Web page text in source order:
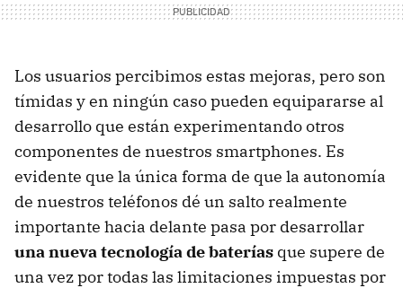
Los usuarios percibimos estas mejoras, pero son
tímidas y en ningún caso pueden equipararse al
desarrollo que están experimentando otros
componentes de nuestros smartphones. Es
evidente que la única forma de que la autonomía
de nuestros teléfonos dé un salto realmente
importante hacia delante pasa por desarrollar
una nueva tecnología de baterías que supere de
una vez por todas las limitaciones impuestas por